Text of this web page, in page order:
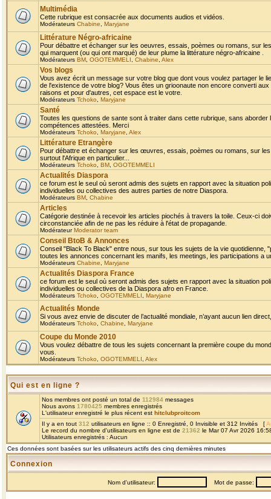
Multimédia
Cette rubrique est consacrée aux documents audios et vidéos.
Modérateurs Chabine Maryjane
Littérature Négro-africaine
Pour débattre et échanger sur les oeuvres, essais, poèmes ou romans, sur
qui marquent (ou qui ont marqué) de leur plume la littérature négro-africaine .
Modérateurs BM OGOTEMMELI Chabine Alex
Vos blogs
Vous avez écrit un message sur votre blog que dont vous voulez partager le
de l'existence de votre blog? Vous êtes un grioonaute non encore converti
raisons et pour d'autres, cet espace est le votre.
Modérateurs Tchoko Maryjane
Santé
Toutes les questions de sante sont à traiter dans cette rubrique, sans
compétences attestées. Merci
Modérateurs Tchoko Maryjane Alex
Littérature Etrangère
Pour débattre et échanger sur les œuvres, essais, poèmes ou romans, sur
surtout l'Afrique en particulier...
Modérateurs Tchoko BM OGOTEMMELI
Actualités Diaspora
ce forum est le seul où seront admis des sujets en rapport avec la situation
individuelles ou collectives des autres parties de notre Diaspora.
Modérateurs BM Chabine
Articles
Catégorie destinée à recevoir les articles piochés à travers la toile. Ceux-ci
circonstanciée afin de ne pas les réduire à l'état de propagande.
ModérateurModerator team
Conseil BtoB & Annonces
Conseil "Black To Black" entre nous, sur tous les sujets de la vie
toutes les annonces concernant les manifs, les meetings, les participations a
Modérateurs Chabine Maryjane
Actualités Diaspora France
ce forum est le seul où seront admis des sujets en rapport avec la situation
individuelles ou collectives de la Diaspora afro en France.
Modérateurs Tchoko OGOTEMMELI Maryjane
Actualités Monde
Si vous avez envie de discuter de l’actualité mondiale, n’ayant aucun lien
Modérateurs Tchoko Chabine Maryjane
Coupe du Monde 2010
Vous voulez débattre de tous les sujets concernant la première coupe du
vous.
Modérateurs Tchoko OGOTEMMELI Alex
Qui est en ligne ?
Nos membres ont posté un total de 112984 messages
Nous avons 1780425 membres enregistrés
L'utilisateur enregistré le plus récent est hitclubproitcom
Il y a en tout 312 utilisateurs en ligne :: 0 Enregistré, 0 Invisible et 312 Invités [
Le record du nombre d'utilisateurs en ligne est de 21362 le Mar 07 Avr 2026
Utilisateurs enregistrés : Aucun
Ces données sont basées sur les utilisateurs actifs des cinq dernières minutes
Connexion
Nom d'utilisateur: Mot de passe: